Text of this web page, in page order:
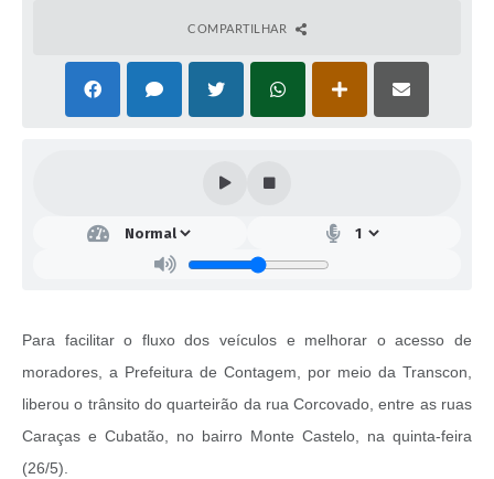
COMPARTILHAR
Para facilitar o fluxo dos veículos e melhorar o acesso de
moradores, a Prefeitura de Contagem, por meio da Transcon,
liberou o trânsito do quarteirão da rua Corcovado, entre as ruas
Caraças e Cubatão, no bairro Monte Castelo, na quinta-feira
(26/5).